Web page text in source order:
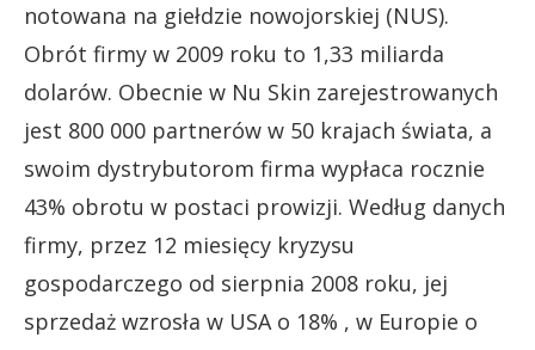
notowana na giełdzie nowojorskiej (NUS).
Obrót firmy w 2009 roku to 1,33 miliarda
dolarów. Obecnie w Nu Skin zarejestrowanych
jest 800 000 partnerów w 50 krajach świata, a
swoim dystrybutorom firma wypłaca rocznie
43% obrotu w postaci prowizji. Według danych
firmy, przez 12 miesięcy kryzysu
gospodarczego od sierpnia 2008 roku, jej
sprzedaż wzrosła w USA o 18% , w Europie o